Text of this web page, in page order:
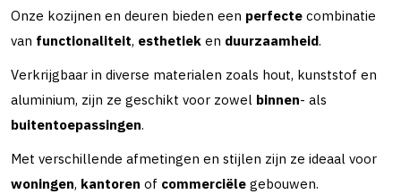
Onze kozijnen en deuren bieden een perfecte combinatie
van functionaliteit, esthetiek en duurzaamheid.
Verkrijgbaar in diverse materialen zoals hout, kunststof en
aluminium, zijn ze geschikt voor zowel binnen- als
buitentoepassingen.
Met verschillende afmetingen en stijlen zijn ze ideaal voor
woningen, kantoren of commerciële gebouwen.